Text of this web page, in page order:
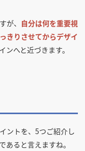
が、 自分は何を重要視
きりさせてからデザイ
ンへと近づきます。
ントを、5つご紹介し
あると言えますね。